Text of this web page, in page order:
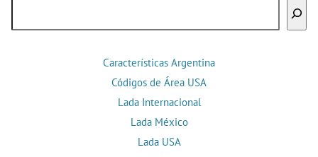
Características Argentina
Códigos de Área USA
Lada Internacional
Lada México
Lada USA